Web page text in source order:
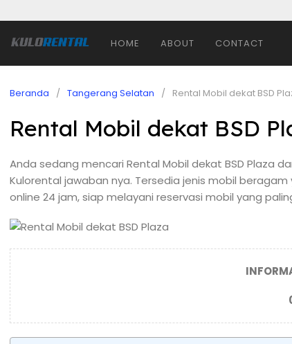
HOME ABOUT CONTACT
Beranda Tangerang Selatan Rental Mobil dekat BSD
Rental Mobil dekat BSD
Anda sedang mencari Rental Mobil dekat BSD Plaza
Kulorental jawaban nya. Tersedia jenis mobil
online 24 jam, siap melayani reservasi mobil yang